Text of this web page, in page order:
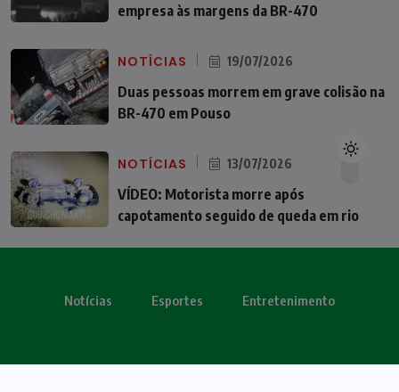
empresa às margens da BR-470
NOTÍCIAS 19/07/2026
Duas pessoas morrem em grave colisão na
BR-470 em Pouso
NOTÍCIAS 13/07/2026
VÍDEO: Motorista morre após
capotamento seguido de queda em rio
Notícias Esportes Entretenimento